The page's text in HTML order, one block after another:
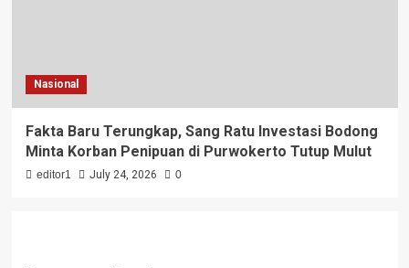
Nasional
Fakta Baru Terungkap, Sang Ratu Investasi Bodong
Minta Korban Penipuan di Purwokerto Tutup Mulut
editor1 July 24, 2026 0